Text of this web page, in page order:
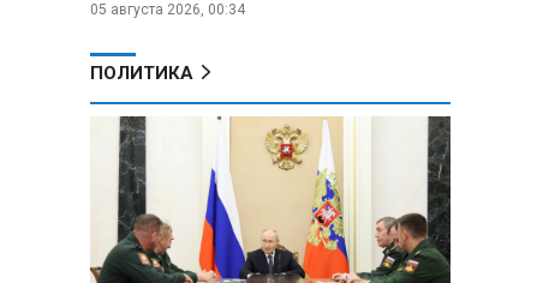
05 августа 2026, 00:34
ПОЛИТИКА